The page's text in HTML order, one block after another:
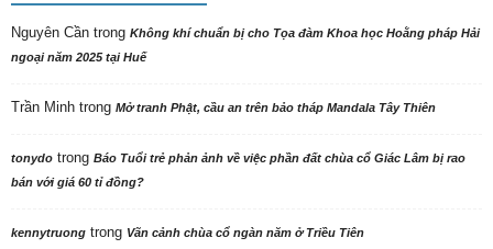
Nguyên Cần trong Không khí chuẩn bị cho Tọa đàm Khoa học Hoằng pháp Hải
ngoại năm 2025 tại Huế
Trần Minh trong Mở tranh Phật, cầu an trên bảo tháp Mandala Tây Thiên
tonydo trong Báo Tuổi trẻ phản ảnh về việc phần đất chùa cổ Giác Lâm bị rao
bán với giá 60 tỉ đồng?
kennytruong trong Vãn cảnh chùa cổ ngàn năm ở Triều Tiên